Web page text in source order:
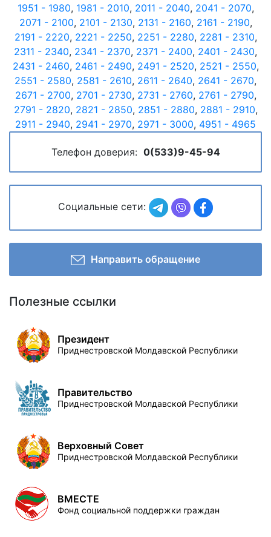
1951 - 1980, 1981 - 2010, 2011 - 2040, 2041 - 2070,
2071 - 2100, 2101 - 2130, 2131 - 2160, 2161 - 2190,
2191 - 2220, 2221 - 2250, 2251 - 2280, 2281 - 2310,
2311 - 2340, 2341 - 2370, 2371 - 2400, 2401 - 2430,
2431 - 2460, 2461 - 2490, 2491 - 2520, 2521 - 2550,
2551 - 2580, 2581 - 2610, 2611 - 2640, 2641 - 2670,
2671 - 2700, 2701 - 2730, 2731 - 2760, 2761 - 2790,
2791 - 2820, 2821 - 2850, 2851 - 2880, 2881 - 2910,
2911 - 2940, 2941 - 2970, 2971 - 3000, 4951 - 4965
Телефон доверия: 0(533)9-45-94
Социальные сети:
Направить обращение
Полезные ссылки
Президент
Приднестровской Молдавской Республики
Правительство
Приднестровской Молдавской Республики
Верховный Совет
Приднестровской Молдавской Республики
ВМЕСТЕ
Фонд социальной поддержки граждан